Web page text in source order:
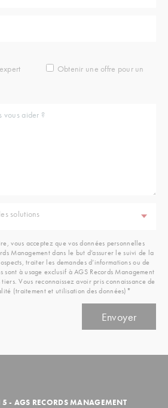
Obtenir une offre pour un
solutions
vous acceptez que vos données personnelles
Management dans le but d’assurer le suivi de la
traiter les demandes d’informations ou de
sont à usage exclusif à AGS Records Management
Vous reconnaissez avoir pris connaissance de
(traitement et utilisation des données)*
- AGS RECORDS MANAGEMENT